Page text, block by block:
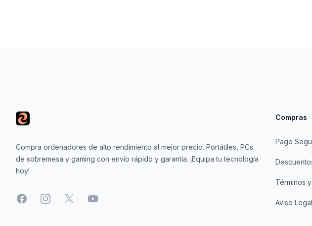
Compra ordenadores de alto rendimiento al mejor precio. Portátiles, PCs
de sobremesa y gaming con envío rápido y garantía. ¡Equipa tu tecnología
hoy!
FacebookInstagram
X YouTube
Compras
Pago
Términos
Aviso Legal